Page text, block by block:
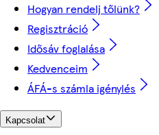
Hogyan rendelj tőlünk?
Regisztráció
Idősáv foglalása
Kedvenceim
ÁFÁ-s számla igénylés
Kapcsolat